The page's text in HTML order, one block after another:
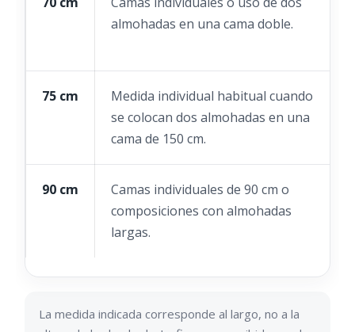
almohadas en una cama doble.
75 cm
Medida individual habitual cuando
se colocan dos almohadas en una
cama de 150 cm.
90 cm
Camas individuales de 90 cm o
composiciones con almohadas
largas.
La medida indicada corresponde al largo, no a la